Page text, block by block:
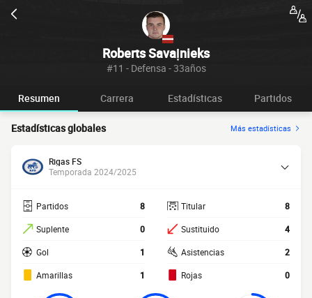
Roberts Savaļnieks
#11 - Defensa - 33años
Resumen Carrera Estadísticas Partidos
Estadísticas globales Más estadísticas
Rigas FS
Temporada 2024/2025
Partidos 8
Suplente 0
Gol 1
Amarillas 1
Titular 8
Sustituido 4
Asistencias 2
Rojas 0